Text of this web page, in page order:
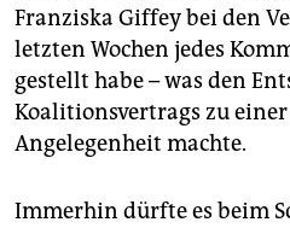
Franziska Giffey bei den
letzten Wochen jedes
gestellt habe – was den
Koalitionsvertrags zu
Angelegenheit machte.
Immerhin dürfte es beim